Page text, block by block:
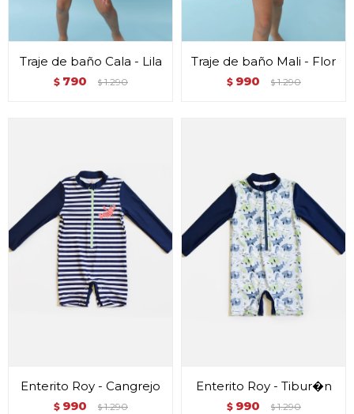
Traje de baño Cala - Lila
$ 790 $ 1.290
Traje de baño Mali - Flor
$ 990 $ 1.290
Enterito Roy - Cangrejo
$ 990 $ 1.290
Enterito Roy - Tibur�n
$ 990 $ 1.290